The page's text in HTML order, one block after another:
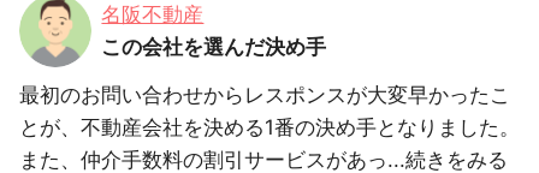
名阪不動産
この会社を選んだ決め手
最初のお問い合わせからレスポンスが大変早かったこ
とが、不動産会社を決める1番の決め手となりました。
また、仲介手数料の割引サービスがあっ...続きをみる